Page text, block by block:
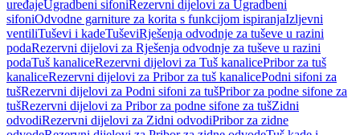
uređajeUgradbeni sifoniRezervni dijelovi za Ugradbeni
sifoniOdvodne garniture za korita s funkcijom ispiranjaIzljevni
ventiliTuševi i kadeTuševiRješenja odvodnje za tuševe u razini
podaRezervni dijelovi za Rješenja odvodnje za tuševe u razini
podaTuš kanaliceRezervni dijelovi za Tuš kanalicePribor za tuš
kanaliceRezervni dijelovi za Pribor za tuš kanalicePodni sifoni za
tušRezervni dijelovi za Podni sifoni za tušPribor za podne sifone za
tušRezervni dijelovi za Pribor za podne sifone za tušZidni
odvodiRezervni dijelovi za Zidni odvodiPribor za zidne